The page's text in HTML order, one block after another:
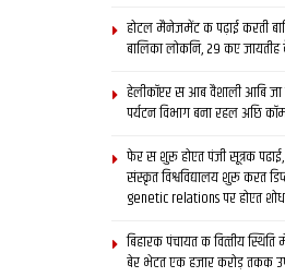
होटल मैनेजमेंट क पढ़ाई करती
बालिका लोकनि, 29 कए
हेलीकॉप्टर स आब वैशाली आबि
पर्यटन विभाग बना रहल अछि
फेर स शुरू होएत पंजी सूत्रक
संस्कृत विश्वविद्यालय शुरू करत
genetic relations पर होएत शोध
बिहारक पंचायत क वित्‍तीय
बेर भेटत एक हजार करोड़ तकक